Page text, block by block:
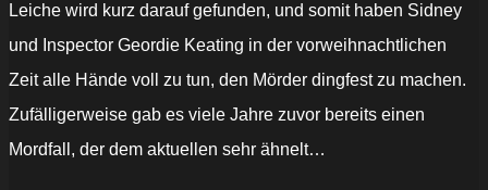
Leiche wird kurz darauf gefunden, und somit haben Sidney
und Inspector Geordie Keating in der vorweihnachtlichen
Zeit alle Hände voll zu tun, den Mörder dingfest zu machen.
Zufälligerweise gab es viele Jahre zuvor bereits einen
Mordfall, der dem aktuellen sehr ähnelt…